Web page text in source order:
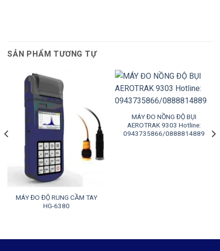
SẢN PHẨM TƯƠNG TỰ
MÁY ĐO ĐỘ RUNG CẦM TAY
HG-6380
MÁY ĐO NỒNG ĐỘ BỤI
AEROTRAK 9303 Hotline:
0943735866/0888814889